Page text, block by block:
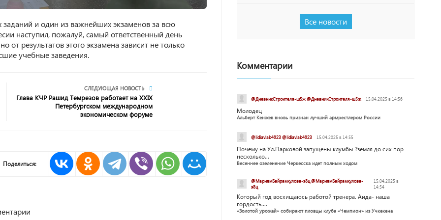
и один из важнейших экзаменов за всю
наступил, пожалуй, самый ответственный день
результатов этого экзамена зависит не только
учебные заведения.
СЛЕДУЮЩАЯ НОВОСТЬ
Глава КЧР Рашид Темрезов работает на XXIX
Петербургском международном
экономическом форуме
Поделиться:
Все новости
Комментарии
@ДневникСтроителя-ш5ж @ДневникСтроителя-ш5ж 15.04.2025 в 14:56
Молодец
Альберт Кенжев вновь признан лучший армрестлером России
@lidiavlab4923 @lidiavlab4923 15.04.2025 в 14:55
Почему на Ул.Парковой запущены клумбы ?земля до сих пор
несколько...
Весеннее озеленение Черкесска идет полным ходом
@МариямБайрамкулова-э8ц @МариямБайрамкулова-
э8ц
15.04.2025 в
14:54
Который год восхищаюсь работой тренера. Аида- наша
гордость....
«Золотой урожай» собирают пловцы клуба «Чемпион» из Учкекена